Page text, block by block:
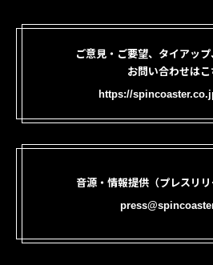
ご意見・ご要望、タイアッ
お問い合わせはこ
https://
音源・情報提供（プレスリ